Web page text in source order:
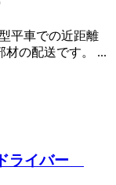
平車での近距離
の配送です。 ...
ライバー